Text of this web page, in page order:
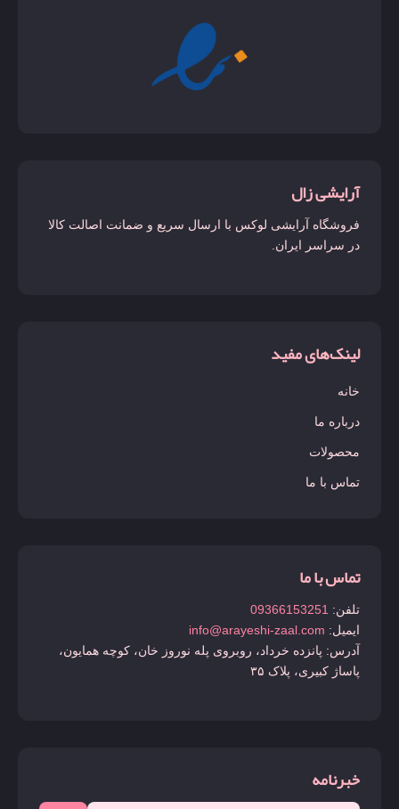
آرایشی زال
فروشگاه آرایشی لوکس با ارسال سریع و ضمانت اصالت کالا
در سراسر ایران.
لینک‌های مفید
خانه
درباره ما
محصولات
تماس با ما
تماس با ما
تلفن: 09366153251
ایمیل: info@arayeshi-zaal.com
آدرس: پانزده خرداد، روبروی پله نوروز خان، کوچه همایون،
پاساژ کبیری، پلاک ۳۵
خبرنامه